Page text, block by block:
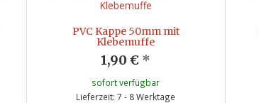
PVC Kappe 50mm mit
Klebemuffe
1,90 € *
sofort verfügbar
Lieferzeit: 7 - 8 Werktage